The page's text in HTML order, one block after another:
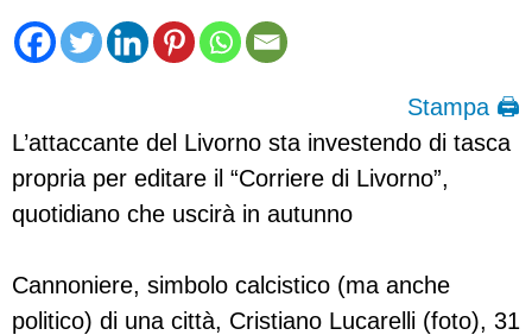
Stampa 🖨
L’attaccante del Livorno sta investendo di tasca
propria per editare il “Corriere di Livorno”,
quotidiano che uscirà in autunno
Cannoniere, simbolo calcistico (ma anche
politico) di una città, Cristiano Lucarelli (foto), 31